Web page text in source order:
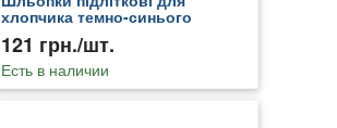
хлопчика темно-синього
кольору 159886T
121 грн./шт.
Есть в наличии